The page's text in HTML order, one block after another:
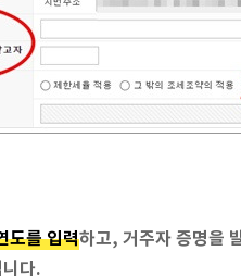
도를 입력하고, 거주자 증명을
다.